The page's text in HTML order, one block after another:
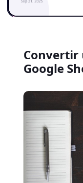
Convertir
Google